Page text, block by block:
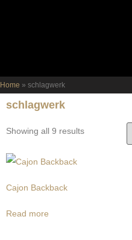
Home » schlagwerk
schlagwerk
Showing all 9 results
Cajon Backback
Read more